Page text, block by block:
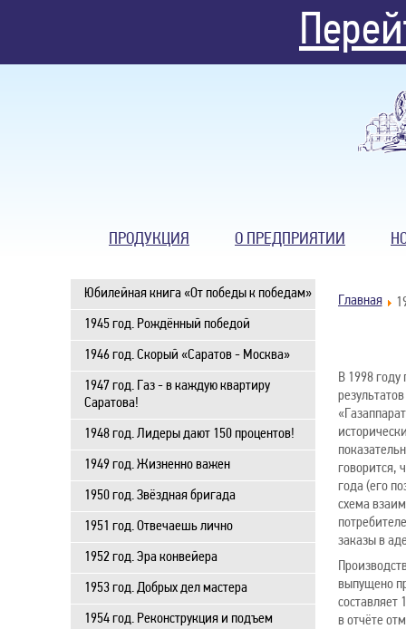
ПРОДУКЦИЯ О ПРЕДПРИЯТИИ
Юбилейная книга «От победы к победам»
1945 год. Рождённый победой
1946 год. Скорый «Саратов - Москва»
1947 год. Газ - в каждую квартиру
Саратова!
1948 год. Лидеры дают 150 процентов!
1949 год. Жизненно важен
1950 год. Звёздная бригада
1951 год. Отвечаешь лично
1952 год. Эра конвейера
1953 год. Добрых дел мастера
1954 год. Реконструкция и подъем
Главная
В 1998 году
говорится,
года (его
схема
заказы в
выпущено
составляет
в отчёте